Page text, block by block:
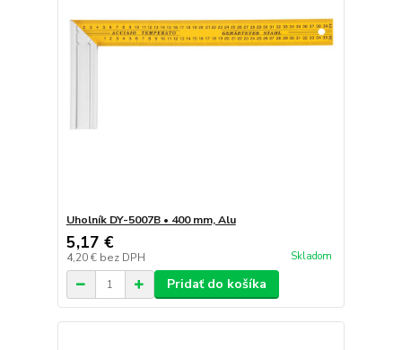
Uholník DY-5007B • 400 mm, Alu
5,17 €
4,20 € bez DPH Skladom
Pridať do košíka